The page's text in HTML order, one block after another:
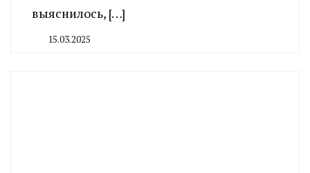
выяснилось, […]
15.03.2025